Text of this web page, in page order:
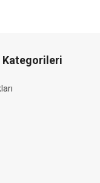
Kategorileri